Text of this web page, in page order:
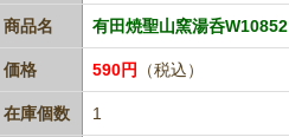
商品名 有田焼聖山窯湯呑W10852
価格 590円 （税込）
在庫個数 1